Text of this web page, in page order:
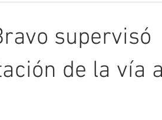
supervisó
de la vía